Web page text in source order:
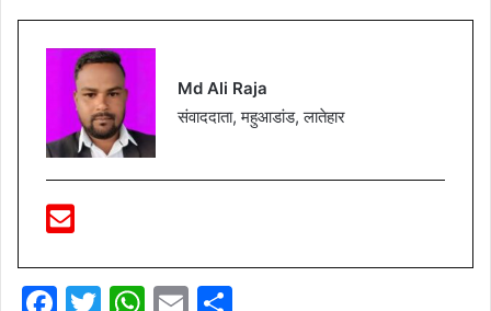
Md Ali Raja
संवाददाता, महुआडांड, लातेहार